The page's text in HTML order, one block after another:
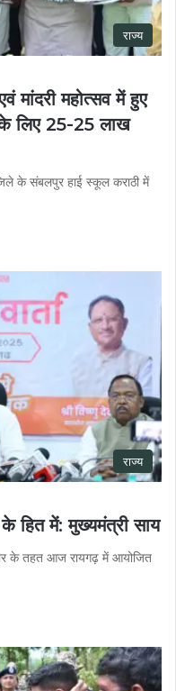
राज्य
मांदरी महोत्सव में हुए
के लिए 25-25 लाख
के संबलपुर हाई स्कूल कराठी में
राज्य
हित में: मुख्यमंत्री साय
के तहत आज रायगढ़ में आयोजित